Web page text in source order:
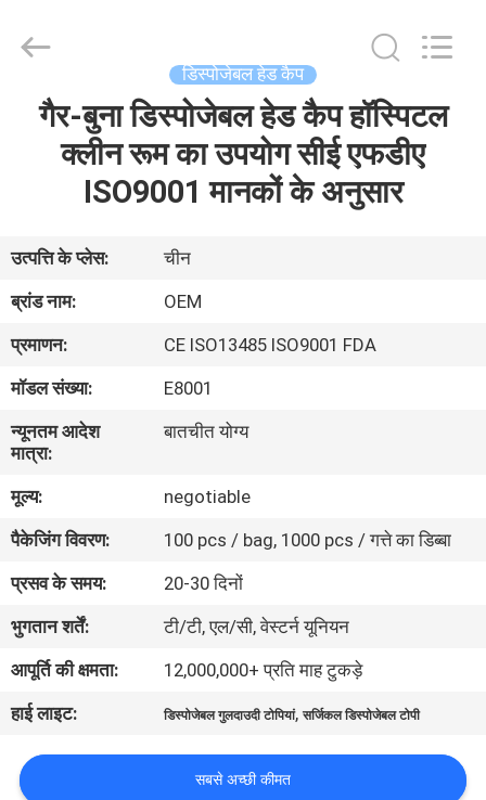
हमारे
बारे
में
कारखाना
भ्रमण
गुणवत्ता
नियंत्रण
संपर्क
करें
समाचार
PRODUCTS
CO.,LTD(WUHAN
Reserved.
डिस्पोजेबल हेड कैप
गैर-बुना डिस्पोजेबल हेड कैप हॉस्पिटल
क्लीन रूम का उपयोग सीई एफडीए
ISO9001 मानकों के अनुसार
उत्पत्ति के प्लेस:
चीन
ब्रांड नाम:
OEM
प्रमाणन:
CE ISO13485 ISO9001 FDA
मॉडल संख्या:
E8001
न्यूनतम आदेश
मात्रा:
बातचीत योग्य
मूल्य:
negotiable
पैकेजिंग विवरण:
100 pcs / bag, 1000 pcs / गत्ते का डिब्बा
प्रसव के समय:
20-30 दिनों
भुगतान शर्तें:
टी/टी, एल/सी, वेस्टर्न यूनियन
आपूर्ति की क्षमता:
12,000,000+ प्रति माह टुकड़े
हाई लाइट:
डिस्पोजेबल गुलदाउदी टोपियां,सर्जिकल डिस्पोजेबल टोपी
सबसे अच्छी कीमत